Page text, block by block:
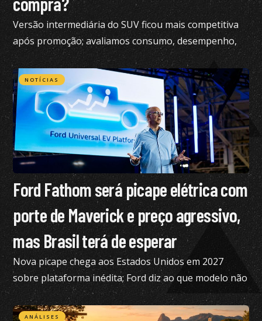
Versão intermediária do SUV ficou mais competitiva
após promoção; avaliamos consumo, desempenho,
conforto e mais
NOTÍCIAS
Ford Fathom será picape elétrica com
porte de Maverick e preço agressivo,
mas Brasil terá de esperar
Nova picape chega aos Estados Unidos em 2027
sobre plataforma inédita; Ford diz ao que modelo não
está nos planos para o Brasil no momento
ANÁLISES